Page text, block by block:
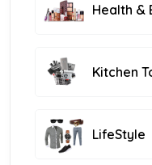
Health &
Kitchen
LifeStyle